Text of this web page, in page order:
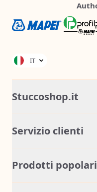
IT
Stuccoshop.it
Servizio clienti
Prodotti popolari